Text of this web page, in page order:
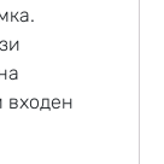
входен